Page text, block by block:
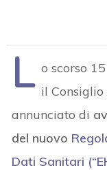
L o scorso
il Consiglio
annunciato di
del nuovo
Dati Sanitari